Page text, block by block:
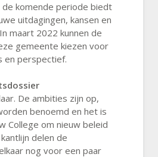
komende periode biedt
uitdagingen, kansen en
maart 2022 kunnen de
gemeente kiezen voor
en perspectief.
De ambities zijn op,
benoemd en het is
College om nieuw beleid
delen de
nog voor een paar